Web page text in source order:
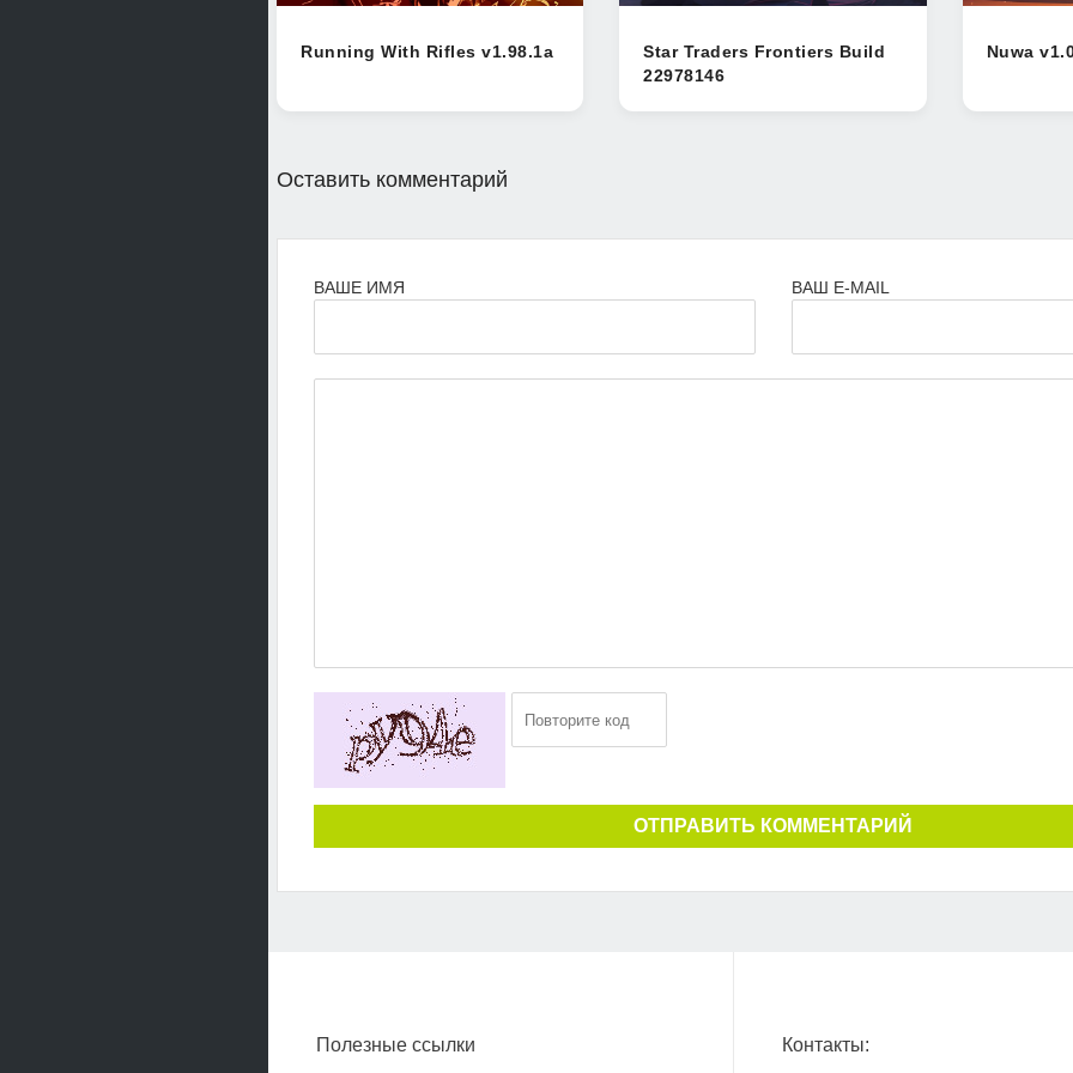
Running With Rifles v1.98.1a
Star Traders Frontiers Build
22978146
Nuwa
Оставить комментарий
ВАШЕ ИМЯ ВАШ E-MAIL
ОТПРАВИТЬ КОММЕНТАРИЙ
Полезные ссылки Контакты: